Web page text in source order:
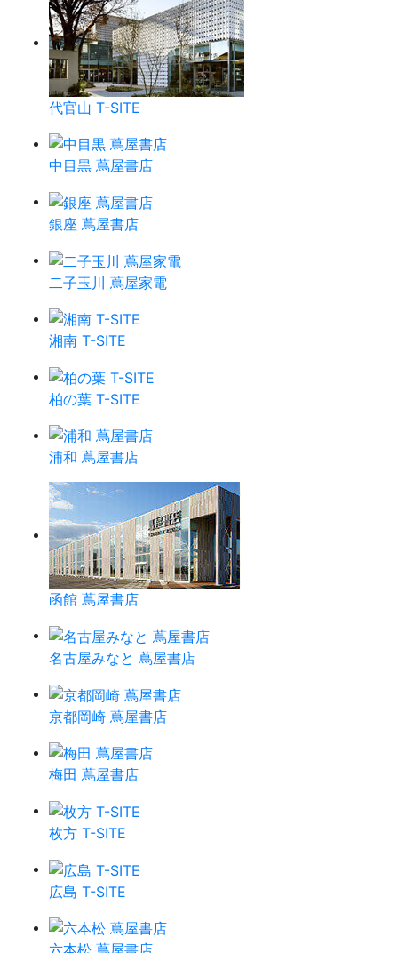
代官山 T-SITE
中目黒 蔦屋書店
銀座 蔦屋書店
二子玉川 蔦屋家電
湘南 T-SITE
柏の葉 T-SITE
浦和 蔦屋書店
函館 蔦屋書店
名古屋みなと 蔦屋書店
京都岡崎 蔦屋書店
梅田 蔦屋書店
枚方 T-SITE
広島 T-SITE